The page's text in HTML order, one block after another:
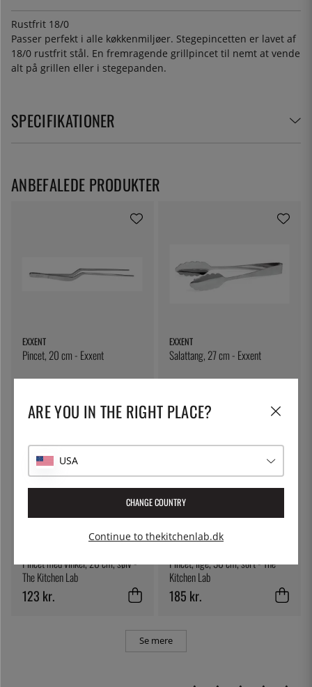
Rustfrit 18/0
Passer perfekt i alle køkkenmiljøer. Stegepincetten er lavet af
18/0 rustfrit stål. En fremragende grillpincet til nemt at vende
alt på grillen eller i stegepanden.
SPECIFIKATIONER
EXXENT
Pincet, 20 cm - Exxent
EXXENT
Salattang, 27 cm - Exxent
Pincet med vinkel, 20 cm, sølv -
The Kitchen Lab
123 kr.
Pincet, lige, 30 cm, sort - The
Kitchen Lab
185 kr.
Se mere
ANBEFALEDE PRODUKTER
ARE YOU IN THE RIGHT PLACE?
USA
CHANGE COUNTRY
Continue to thekitchenlab.dk